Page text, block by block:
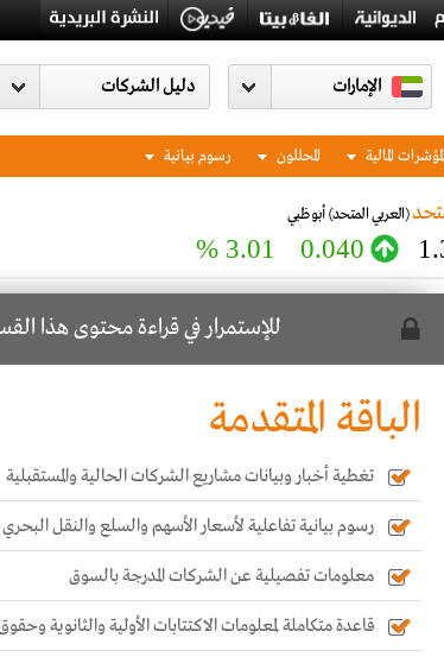
الإمارات
المؤشرات المالية المحللون رسوم بيانية
(العربي المتحد) أبو ظبي
0.040
3.01 %
للإستمرار في قراءة محتوى هذا
الباقة المتقدمة
تغطية أخبار وبيانات مشاريع الشركات الحالية والمستقبلية
رسوم بيانية تفاعلية لأسعار الأسهم والسلع والنقل البحري
معلومات تفصيلية عن الشركات المدرجة بالسوق
قاعدة متكاملة لمعلومات الاكتتابات الأولية والثانوية